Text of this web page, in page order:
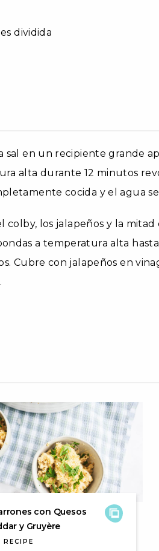
dividida
sal en un recipiente grande
alta durante 12 minutos
cocida y el agua
colby, los jalapeños y la
a temperatura alta
Cubre con jalapeños en
con Quesos
y Gruyère
RECIPE